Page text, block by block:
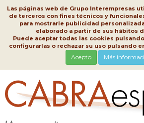
Las páginas web de Grupo Interempresas
de terceros con fines técnicos y
para mostrarle publicidad
elaborado a partir de sus hábitos
Puede aceptar todas las cookies pulsando
configurarlas o rechazar su uso pulsando en
Acepto Más